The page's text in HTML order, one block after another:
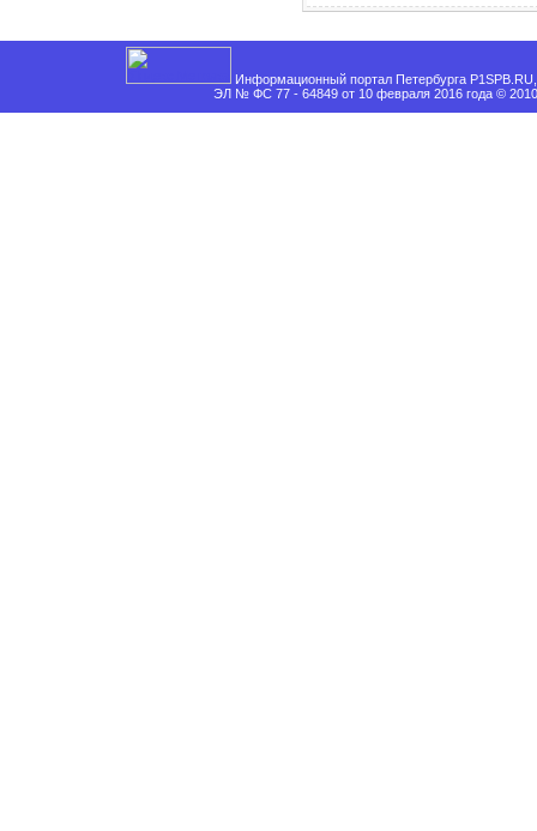
Информационный портал Петербурга
ЭЛ № ФС 77 - 64849 от 10 февраля 2016 года ©